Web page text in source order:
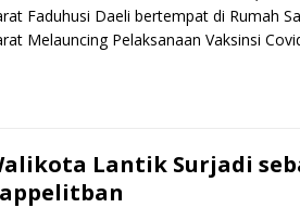
Faduhusi Daeli bertempat di Rumah
Melauncing Pelaksanaan Vaksinsi
Lantik Surjadi